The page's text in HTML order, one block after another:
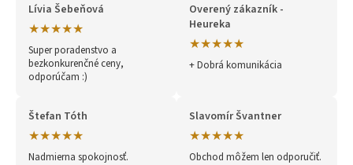
Lívia Šebeňová
★★★★★
Super poradenstvo a
bezkonkurenčné ceny,
odporúčam :)
Overený zákazník -
Heureka
★★★★★
+ Dobrá komunikácia
Štefan Tóth
★★★★★
Nadmierna spokojnosť.
Slavomír Švantner
★★★★★
Obchod môžem len odporučiť.